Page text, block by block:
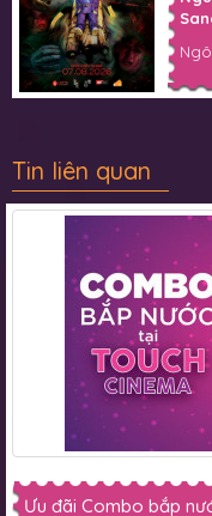
Tin liên quan
Ưu đãi Combo bắp